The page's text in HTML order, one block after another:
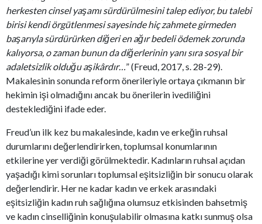
herkesten cinsel yaşamı sürdürülmesini talep ediyor, bu talebi
birisi kendi örgütlenmesi sayesinde hiç zahmete girmeden
başarıyla sürdürürken diğeri en ağır bedeli ödemek zorunda
kalıyorsa, o zaman bunun da diğerlerinin yanı sıra sosyal bir
adaletsizlik olduğu aşikârdır…” (Freud, 2017, s. 28-29).
Makalesinin sonunda reform önerileriyle ortaya çıkmanın bir
hekimin işi olmadığını ancak bu önerilerin ivediliğini
desteklediğini ifade eder.
Freud’un ilk kez bu makalesinde, kadın ve erkeğin ruhsal
durumlarını değerlendirirken, toplumsal konumlarının
etkilerine yer verdiği görülmektedir. Kadınların ruhsal açıdan
yaşadığı kimi sorunları toplumsal eşitsizliğin bir sonucu olarak
değerlendirir. Her ne kadar kadın ve erkek arasındaki
eşitsizliğin kadın ruh sağlığına olumsuz etkisinden bahsetmiş
ve kadın cinselliğinin konuşulabilir olmasına katkı sunmuş olsa